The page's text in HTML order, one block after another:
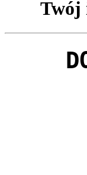
Twój